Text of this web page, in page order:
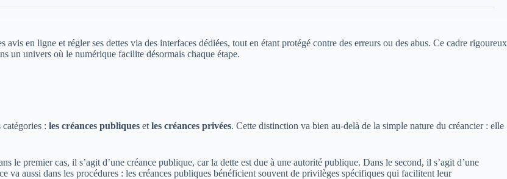
en ligne et régler ses dettes via des interfaces dédiées, tout en étant protégé contre des erreurs ou des abus. Ce cadre rigoureux
un univers où le numérique facilite désormais chaque étape.
: les créances publiques et les créances privées. Cette distinction va bien au-delà de la simple nature du créancier : elle
le premier cas, il s’agit d’une créance publique, car la dette est due à une autorité publique. Dans le second, il s’agit d’une
va aussi dans les procédures : les créances publiques bénéficient souvent de privilèges spécifiques qui facilitent leur